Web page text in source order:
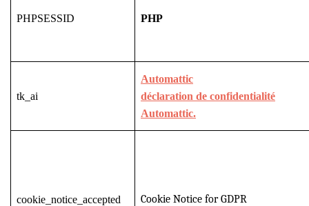
PHPSESSID PHP
tk_ai
Automattic
déclaration de confidentialité
Automattic.
cookie_notice_accepted Cookie Notice for GDPR